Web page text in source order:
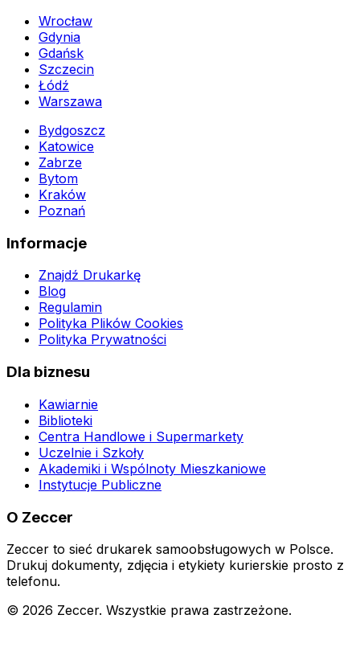
Wrocław
Gdynia
Gdańsk
Szczecin
Łódź
Warszawa
Bydgoszcz
Katowice
Zabrze
Bytom
Kraków
Poznań
Informacje
Znajdź Drukarkę
Blog
Regulamin
Polityka Plików Cookies
Polityka Prywatności
Dla biznesu
Kawiarnie
Biblioteki
Centra Handlowe i Supermarkety
Uczelnie i Szkoły
Akademiki i Wspólnoty Mieszkaniowe
Instytucje Publiczne
O Zeccer
Zeccer to sieć drukarek samoobsługowych w Polsce.
Drukuj dokumenty, zdjęcia i etykiety kurierskie prosto z
telefonu.
© 2026 Zeccer. Wszystkie prawa zastrzeżone.